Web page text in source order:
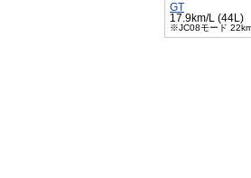
GT
17.9km/L (44L)
※JC08モード